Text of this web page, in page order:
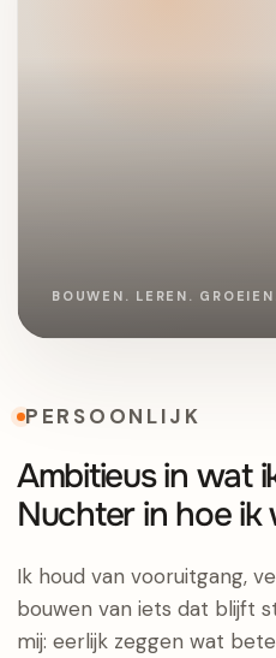
PERSOONLIJK
Ambitieus in wat
Nuchter in hoe ik
Ik houd van vooruitgang,
bouwen van iets dat blijft
mij: eerlijk zeggen wat